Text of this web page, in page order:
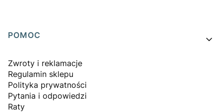
Linki w stopce
POMOC
Zwroty i reklamacje
Regulamin sklepu
Polityka prywatności
Pytania i odpowiedzi
Raty